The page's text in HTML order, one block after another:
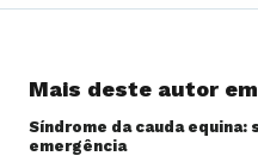
Mais deste autor
Síndrome da cauda equina:
emergência